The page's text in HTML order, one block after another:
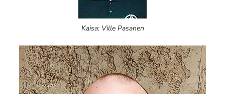
Kaisa: Ville Pasanen